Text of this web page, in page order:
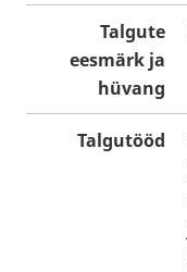
Talgute
eesmärk ja
hüvang
Talgutööd